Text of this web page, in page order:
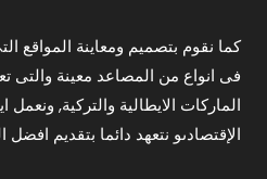
كما نقوم بتصميم ومعاينة المواقع
فى انواع من المصاعد معينة والتى
الماركات الايطالية والتركية,
الإقتصادىو نتعهد دائما بتقديم افضل